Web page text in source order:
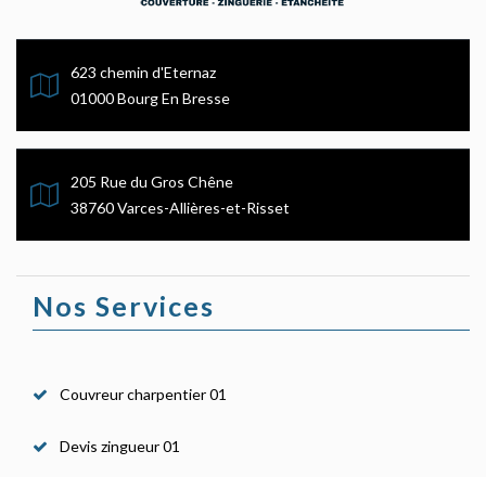
623 chemin d'Eternaz
01000 Bourg En Bresse
205 Rue du Gros Chêne
38760 Varces-Allières-et-Risset
Nos Services
Couvreur charpentier 01
Devis zingueur 01